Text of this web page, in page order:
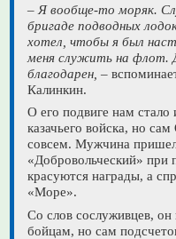
– Я вообще-то моряк.
бригаде подводных
хотел, чтобы я был
меня служить на флот.
благодарен, –
Калинкин.
О его подвиге нам стало
казачьего войска, но
совсем. Мужчина
«Добровольческий» при
красуются награды, а
«Море».
Со слов сослуживцев,
бойцам, но сам